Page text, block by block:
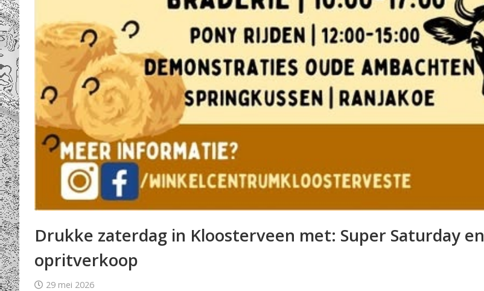
Drukke zaterdag in Kloosterveen met: Super Saturday en
opritverkoop
29 mei 2026